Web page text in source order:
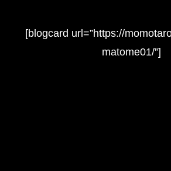
[blogcard url=”https://
matome01/”]